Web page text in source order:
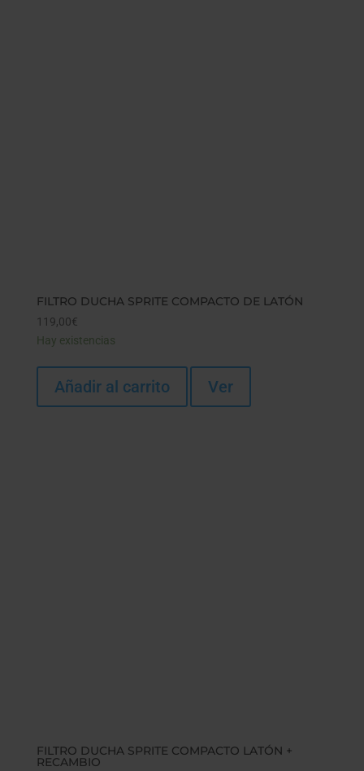
FILTRO DUCHA SPRITE COMPACTO DE LATÓN
119,00€
Hay existencias
Añadir al carrito Ver
FILTRO DUCHA SPRITE COMPACTO LATÓN +
RECAMBIO